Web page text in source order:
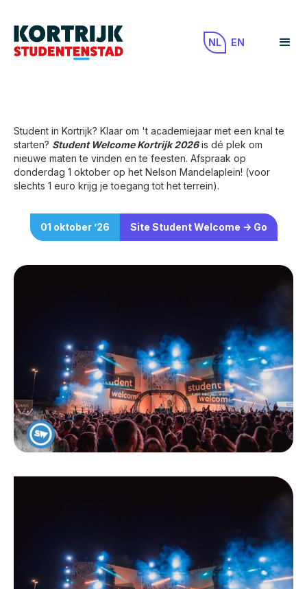
NL EN
Student in Kortrijk? Klaar om 't academiejaar met een knal te
starten? Student Welcome Kortrijk 2026is dé plek om
nieuwe maten te vinden en te feesten. Afspraak op
donderdag 1 oktober op het Nelson Mandelaplein! (voor
slechts 1 euro krijg je toegang tot het terrein).
01 oktober’26 Site Student Welcome -> Go